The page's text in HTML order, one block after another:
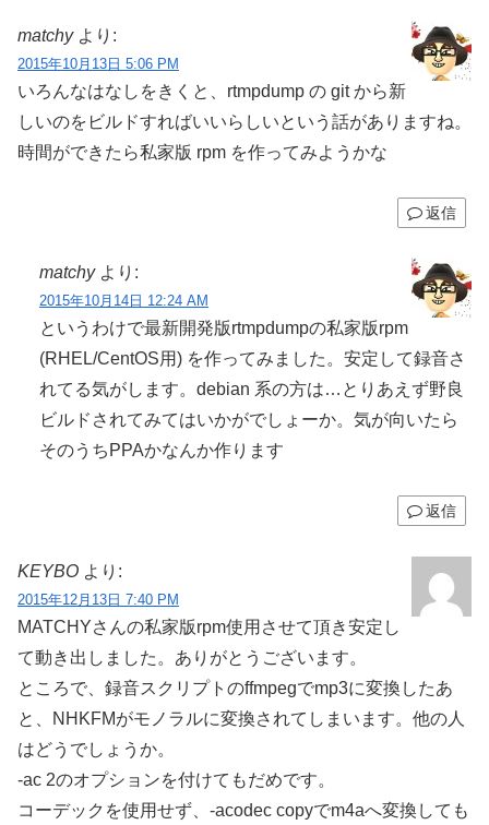
matchy より:
2015年10月13日 5:06 PM
いろんなはなしをきくと、rtmpdump の git から新
しいのをビルドすればいいらしいという話がありますね。
時間ができたら私家版 rpm を作ってみようかな
返信
matchy より:
2015年10月14日 12:24 AM
というわけで最新開発版rtmpdumpの私家版rpm
(RHEL/CentOS用) を作ってみました。安定して録音さ
れてる気がします。debian 系の方は…とりあえず野良
ビルドされてみてはいかがでしょーか。気が向いたら
そのうちPPAかなんか作ります
返信
KEYBO より:
2015年12月13日 7:40 PM
MATCHYさんの私家版rpm使用させて頂き安定し
て動き出しました。ありがとうございます。
ところで、録音スクリプトのffmpegでmp3に変換したあ
と、NHKFMがモノラルに変換されてしまいます。他の人
はどうでしょうか。
-ac 2のオプションを付けてもだめです。
コーデックを使用せず、-acodec copyでm4aへ変換しても